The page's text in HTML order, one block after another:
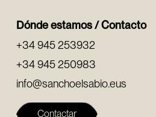
Dónde estamos / Contacto
+34 945 253932
+34 945 250983
info@sanchoelsabio.eus
Contactar